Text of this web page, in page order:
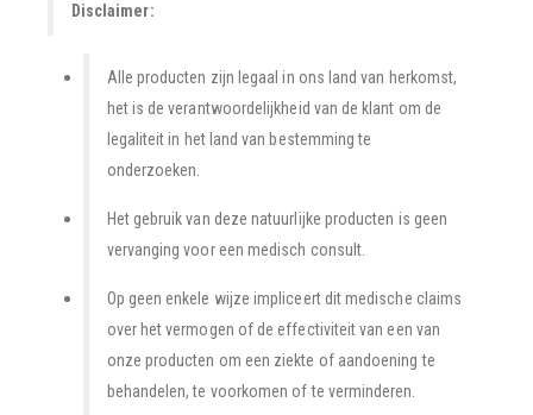
Disclaimer:
Alle producten zijn legaal in ons land van herkomst,
het is de verantwoordelijkheid van de klant om de
legaliteit in het land van bestemming te
onderzoeken.
Het gebruik van deze natuurlijke producten is geen
vervanging voor een medisch consult.
Op geen enkele wijze impliceert dit medische claims
over het vermogen of de effectiviteit van een van
onze producten om een ziekte of aandoening te
behandelen, te voorkomen of te verminderen.